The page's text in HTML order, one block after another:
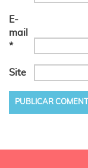
E-
mail
*
Site